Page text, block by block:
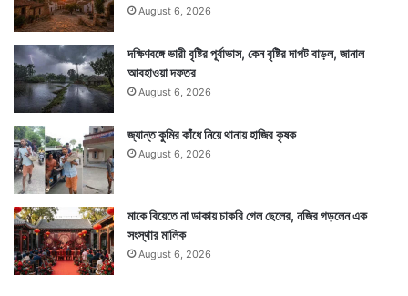
August 6, 2026
দক্ষিণবঙ্গে ভারী বৃষ্টির পূর্বাভাস, কেন বৃষ্টির দাপট বাড়ল, জানাল
আবহাওয়া দফতর
August 6, 2026
জ্যান্ত কুমির কাঁধে নিয়ে থানায় হাজির কৃষক
August 6, 2026
মাকে বিয়েতে না ডাকায় চাকরি গেল ছেলের, নজির গড়লেন এক
সংস্থার মালিক
August 6, 2026